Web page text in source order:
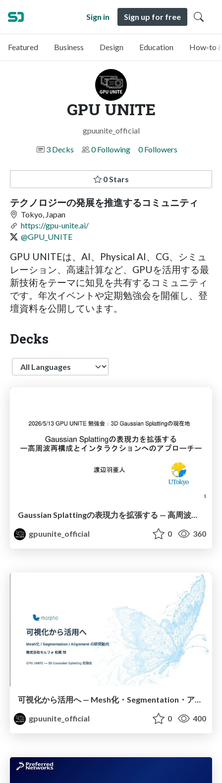
Sign in Sign up for free
Featured Business Design Education How-to
GPU UNITE
gpuunite_official
3 Decks
0 Following 0 Followers
0 Stars
テクノロジーの発展を推進するコミュニティ
Tokyo, Japan
https://gpu-unite.ai/
@GPU_UNITE
GPU UNITEは、AI、Physical AI、CG、シミュ
レーション、高速計算など、GPUを活用する最
新技術をテーマに知見を共有するコミュニティ
です。年次イベントや定期勉強会を開催し、登
壇資料を公開しています。
Decks
Language
Gaussian Splattingの表現力を拡張する — 高周波再構成とインタラクションへのアプローチ —
gpuunite_official
0 360
可視化から活用へ — Mesh化・Segmentation・アライメントの研究動向
gpuunite_official
0 400